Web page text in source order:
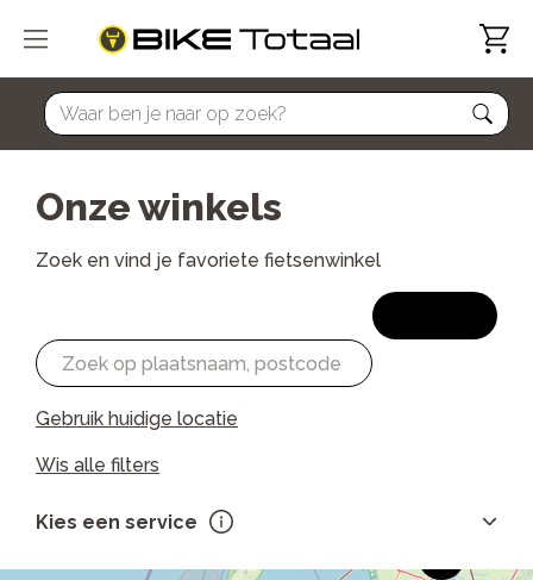
home
Onze winkels
Zoek en vind je favoriete fietsenwinkel
Gebruik huidige locatie
Wis alle filters
Kies een service